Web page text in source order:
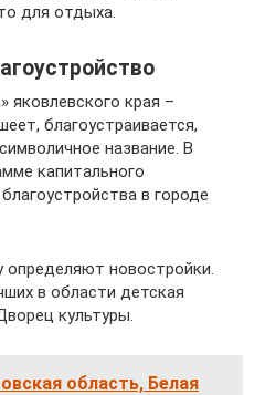
для отдыха.
края –
благоустраивается,
название. В
капитального
в городе
новостройки.
в области детская
культуры.
область, Белая